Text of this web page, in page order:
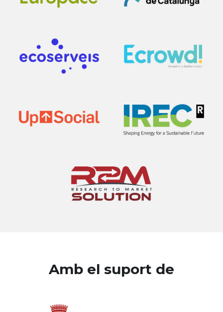
Amb el suport de